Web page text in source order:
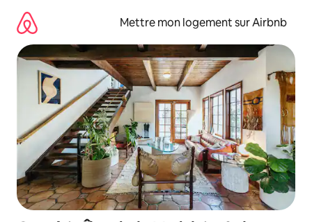
directement
contenu
Mettre mon logement sur Airbnb